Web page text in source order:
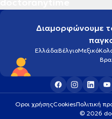
Διαμορφώνουμε
ΕλλάδαΒέλγιοΜεξικό
Οροι χρήσηςCookiesΠολιτική
© 2026